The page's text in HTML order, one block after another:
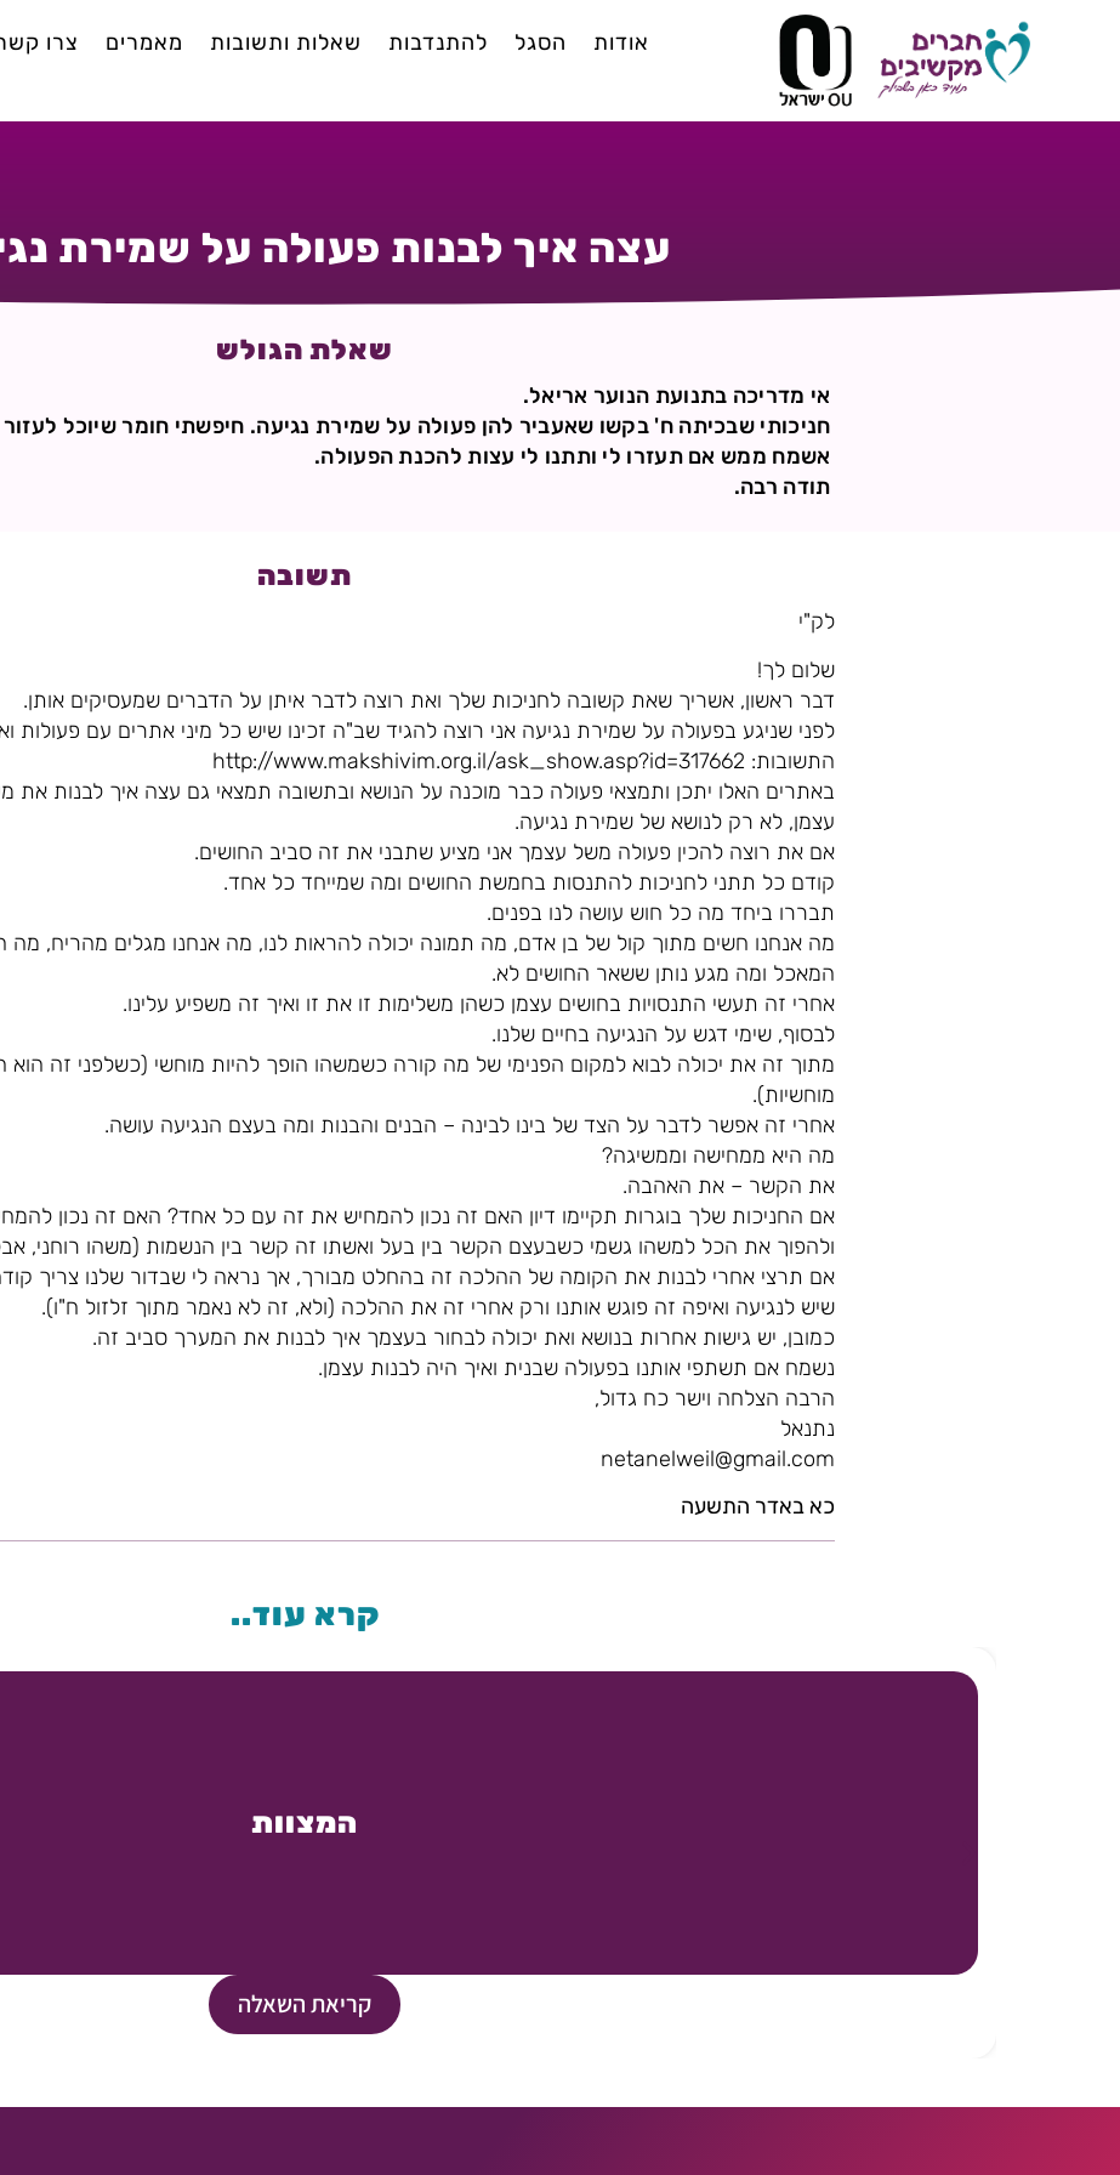
אודות הסגל להתנדבות שאלות ותשובות מאמרים צרו
עצה איך לבנות פעולה על שמירת
שאלת הגולש
אי מדריכה בתנועת הנוער אריאל.
חניכותי שבכיתה ח' בקשו שאעביר להן פעולה על שמירת נגיעה. חיפשתי חומר שיוכל
אשמח ממש אם תעזרו לי ותתנו לי עצות להכנת הפעולה.
תודה רבה.
תשובה
לק"י
שלום לך!
דבר ראשון, אשריך שאת קשובה לחניכות שלך ואת רוצה לדבר איתן על הדברים שמעסיקים אותן.
לפני שניגע בפעולה על שמירת נגיעה אני רוצה להגיד שב"ה זכינו שיש כל מיני אתרים עם
התשובות: http://www.makshivim.org.il/ask_show.asp?id=317662
באתרים האלו יתכן ותמצאי פעולה כבר מוכנה על הנושא ובתשובה תמצאי גם עצה איך לבנות את
עצמן, לא רק לנושא של שמירת נגיעה.
אם את רוצה להכין פעולה משל עצמך אני מציע שתבני את זה סביב החושים.
קודם כל תתני לחניכות להתנסות בחמשת החושים ומה שמייחד כל אחד.
תבררו ביחד מה כל חוש עושה לנו בפנים.
מה אנחנו חשים מתוך קול של בן אדם, מה תמונה יכולה להראות לנו, מה אנחנו מגלים מהריח, מה
המאכל ומה מגע נותן ששאר החושים לא.
אחרי זה תעשי התנסויות בחושים עצמן כשהן משלימות זו את זו ואיך זה משפיע עלינו.
לבסוף, שימי דגש על הנגיעה בחיים שלנו.
מתוך זה את יכולה לבוא למקום הפנימי של מה קורה כשמשהו הופך להיות מוחשי (כשלפני זה הוא
מוחשיות).
אחרי זה אפשר לדבר על הצד של בינו לבינה – הבנים והבנות ומה בעצם הנגיעה עושה.
מה היא ממחישה וממשיגה?
את הקשר – את האהבה.
אם החניכות שלך בוגרות תקיימו דיון האם זה נכון להמחיש את זה עם כל אחד? האם זה נכון
ולהפוך את הכל למשהו גשמי כשבעצם הקשר בין בעל ואשתו זה קשר בין הנשמות (משהו רוחני,
אם תרצי אחרי לבנות את הקומה של ההלכה זה בהחלט מבורך, אך נראה לי שבדור שלנו צריך
שיש לנגיעה ואיפה זה פוגש אותנו ורק אחרי זה את ההלכה (ולא, זה לא נאמר מתוך זלזול ח"ו).
כמובן, יש גישות אחרות בנושא ואת יכולה לבחור בעצמך איך לבנות את המערך סביב זה.
נשמח אם תשתפי אותנו בפעולה שבנית ואיך היה לבנות עצמן.
הרבה הצלחה וישר כח גדול,
נתנאל
netanelweil@gmail.com
כא באדר התשעה
קרא עוד..
המצוות
קריאת השאלה